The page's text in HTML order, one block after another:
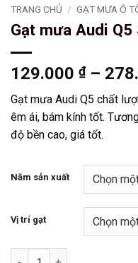
TRANG CHỦ / GẠT MƯA Ô
Gạt mưa Audi
129.000 ₫ –
Gạt mưa Audi Q5 chất
êm ái, bám kính tốt.
độ bền cao, giá tốt.
Năm sản xuất
Vị trí gạt
Gạt mưa Audi Q5 Silicone